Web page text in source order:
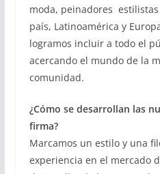
moda, peinadores
país, Latinoamérica y
logramos incluir a todo el
acercando el mundo de la
comunidad.
¿Cómo se desarrollan las
firma?
Marcamos un estilo y una
experiencia en el mercado